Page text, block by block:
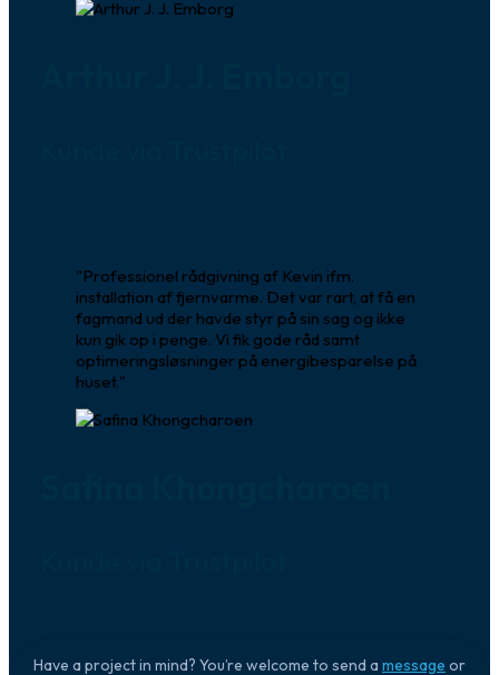
"Professionel rådgivning af Kevin ifm.
installation af fjernvarme. Det var rart, at få en
fagmand ud der havde styr på sin sag og ikke
kun gik op i penge. Vi fik gode råd samt
optimeringsløsninger på energibesparelse på
huset."
Have a project in mind? You’re welcome to send a message or